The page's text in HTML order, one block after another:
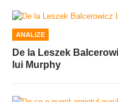
ANALIZE
De la Leszek
lui Murphy